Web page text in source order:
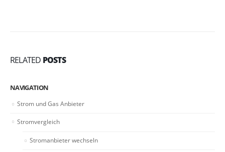
RELATED POSTS
NAVIGATION
Strom und Gas Anbieter
Stromvergleich
Stromanbieter wechseln